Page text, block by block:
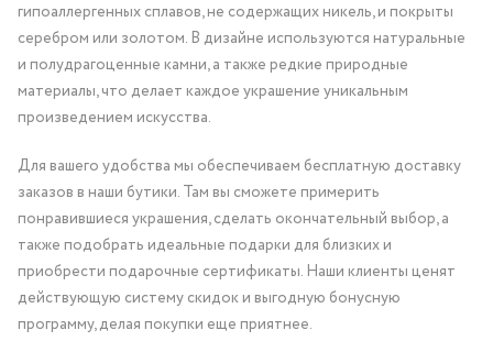
гипоаллергенных сплавов, не содержащих никель, и покрыты
серебром или золотом. В дизайне используются натуральные
и полудрагоценные камни, а также редкие природные
материалы, что делает каждое украшение уникальным
произведением искусства.
Для вашего удобства мы обеспечиваем бесплатную доставку
заказов в наши бутики. Там вы сможете примерить
понравившиеся украшения, сделать окончательный выбор, а
также подобрать идеальные подарки для близких и
приобрести подарочные сертификаты. Наши клиенты ценят
действующую систему скидок и выгодную бонусную
программу, делая покупки еще приятнее.